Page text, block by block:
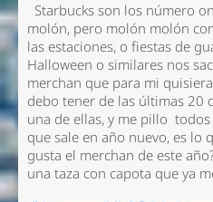
Starbucks son los número
molón, pero molón molón
las estaciones, o fiestas de
Halloween o similares nos
merchan que para mi
debo tener de las últimas 20
una de ellas, y me pillo
que sale en año nuevo, es lo
gusta el merchan de este
una taza con capota que ya